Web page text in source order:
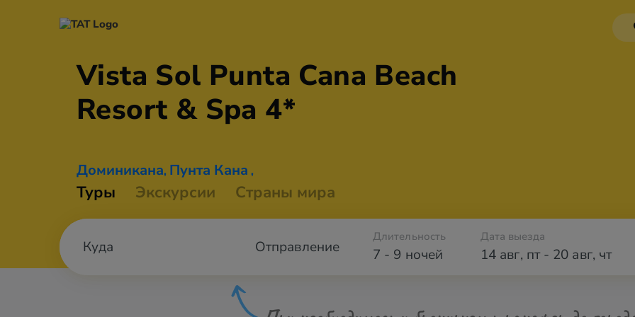
Vista Sol Punta Cana Beach
Resort & Spa 4*
Доминикана, Пунта Кана ,
Туры Экскурсии Страны мира
Отправление 7 - 9 ночей
Длительность Дата выезда
14 авг, пт- 20 авг, чт